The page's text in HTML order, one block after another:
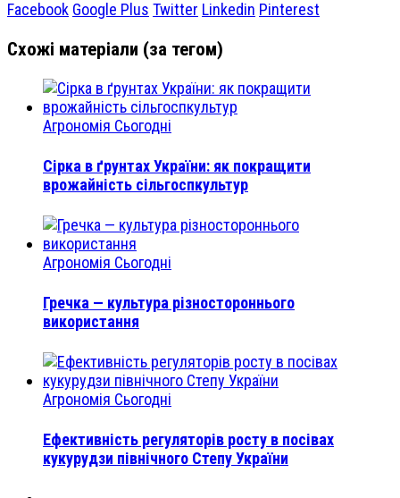
Facebook Google Plus Twitter Linkedin Pinterest
Схожі матеріали (за тегом)
Агрономія Сьогодні
Сірка в ґрунтах України: як покращити
врожайність сільгоспкультур
Агрономія Сьогодні
Гречка — культура різностороннього
використання
Агрономія Сьогодні
Ефективність регуляторів росту в посівах
кукурудзи північного Степу України